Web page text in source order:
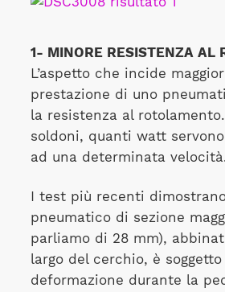
1- MINORE RESISTENZA AL
L’aspetto che incide
prestazione di uno
la resistenza al
soldoni, quanti watt
ad una determinata
I test più recenti
pneumatico di sezione
parliamo di 28 mm),
largo del cerchio, è
deformazione durante la